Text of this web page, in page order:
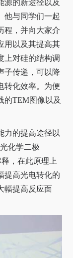
源的新途径以及
他与同学们一起
程，并向大家介
用以及其提高其
上对硅的结构调
子传递，可以降
转化效率。为便
的TEM图像以及
力的提高途径以
化学二极
，在此原理上
提高光电转化的
幅提高反应面